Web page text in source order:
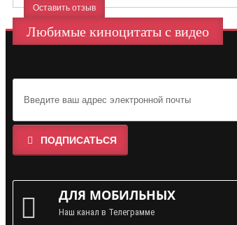
Оставить отзыв
Любимые киноцитаты с видео
ПОДПИСАТЬСЯ
ДЛЯ МОБИЛЬНЫХ
Наш канал в Телеграмме